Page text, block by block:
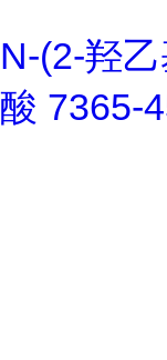
N-(2-羟
酸 7365-